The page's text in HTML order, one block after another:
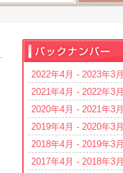
2022年4月 - 2023年3月
2021年4月 - 2022年3月
2020年4月 - 2021年3月
2019年4月 - 2020年3月
2018年4月 - 2019年3月
2017年4月 - 2018年3月